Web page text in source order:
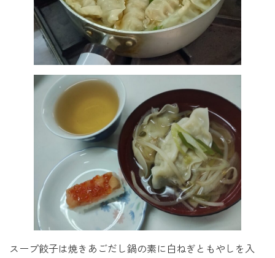
スープ餃子は焼きあごだし鍋の素に白ねぎともやしを入